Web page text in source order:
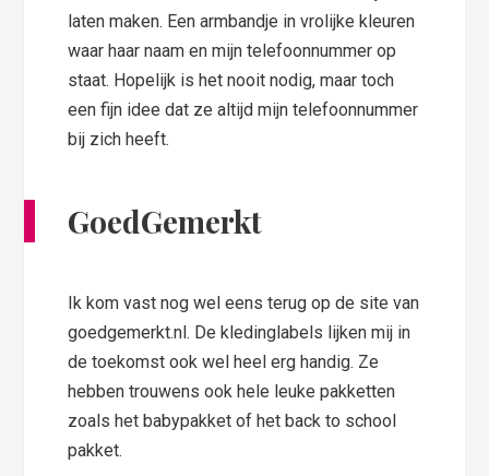
laten maken. Een armbandje in vrolijke kleuren
waar haar naam en mijn telefoonnummer op
staat. Hopelijk is het nooit nodig, maar toch
een fijn idee dat ze altijd mijn telefoonnummer
bij zich heeft.
GoedGemerkt
Ik kom vast nog wel eens terug op de site van
goedgemerkt.nl. De kledinglabels lijken mij in
de toekomst ook wel heel erg handig. Ze
hebben trouwens ook hele leuke pakketten
zoals het babypakket of het back to school
pakket.